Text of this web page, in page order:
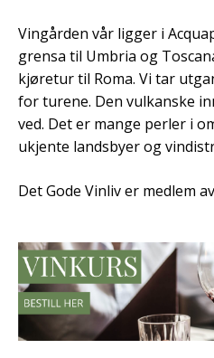
Vingården vår ligger i
grensa til Umbria og
kjøretur til Roma. Vi tar
for turene. Den vulkanske
ved. Det er mange perler i
ukjente landsbyer og
Det Gode Vinliv er medlem